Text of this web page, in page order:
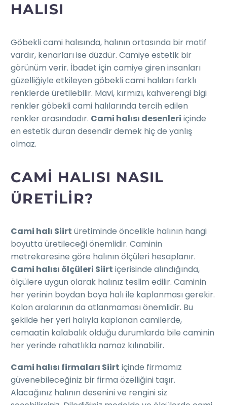
HALISI
Göbekli cami halısında, halının ortasında bir motif
vardır, kenarları ise düzdür. Camiye estetik bir
görünüm verir. İbadet için camiye giren insanları
güzelliğiyle etkileyen göbekli cami halıları farklı
renklerde üretilebilir. Mavi, kırmızı, kahverengi bigi
renkler göbekli cami halılarında tercih edilen
renkler arasındadır. Cami halısı desenleri içinde
en estetik duran desendir demek hiç de yanlış
olmaz.
CAMI HALISI NASIL
ÜRETILIR?
Cami halı Siirt üretiminde öncelikle halının hangi
boyutta üretileceği önemlidir. Caminin
metrekaresine göre halının ölçüleri hesaplanır.
Cami halısı ölçüleri Siirt içerisinde alındığında,
ölçülere uygun olarak halınız teslim edilir. Caminin
her yerinin boydan boya halı ile kaplanması gerekir.
Kolon aralarının da atlanmaması önemlidir. Bu
şekilde her yeri halıyla kaplanan camilerde,
cemaatin kalabalık olduğu durumlarda bile caminin
her yerinde rahatlıkla namaz kılınabilir.
Cami halısı firmaları Siirt içinde firmamız
güvenebileceğiniz bir firma özelliğini taşır.
Alacağınız halının desenini ve rengini siz